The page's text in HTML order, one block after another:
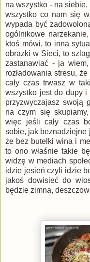
na wszystko - na
wszystko co nam się
wypada być
ogólnikowe
ktoś mówi, to inna
obrazki w Sieci, to
zastanawiać - ja
rozładowania stresu,
cały czas trwasz w
wszystko jest do dupy
przyzwyczajasz swoją
na czym się
więc jeśli cały czas
sobie, jak beznadziejne
że bez butelki wina i
to ono właśnie takie
widzę w mediach
idzie jesień czyli idzie
jakoś dowisieć do
będzie zimna,